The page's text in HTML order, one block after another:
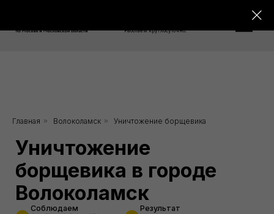
Главная » Волоколамск » Уничтожение борщевика
Уничтожение
борщевика в городе
Волоколамск
Соблюдаем
СанПиН 3.5.2.3472-
Результат
за одно
Безопасно для
детей
и животных
Заключаем
официальный
договор